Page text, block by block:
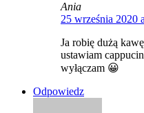
Ania
25 września 2020
Ja robię dużą
ustawiam
wyłączam 😀
Odpowiedz